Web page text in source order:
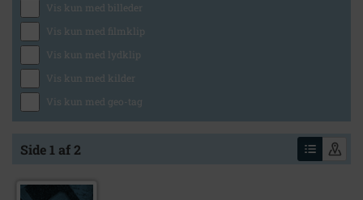
Vis kun med billeder
Vis kun med filmklip
Vis kun med lydklip
Vis kun med kilder
Vis kun med geo-tag
Side 1 af 2